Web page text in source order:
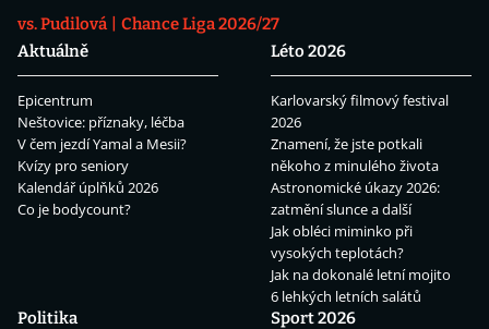
vs. Pudilová
Chance Liga 2026/27
Aktuálně
Epicentrum
Neštovice: příznaky, léčba
V čem jezdí Yamal a Mesii?
Kvízy pro seniory
Kalendář úplňků 2026
Co je bodycount?
Léto 2026
Karlovarský filmový festival
2026
Znamení, že jste potkali
někoho z minulého života
Astronomické úkazy 2026:
zatmění slunce a další
Jak obléci miminko při
vysokých teplotách?
Jak na dokonalé letní mojito
6 lehkých letních salátů
Politika
Sport 2026